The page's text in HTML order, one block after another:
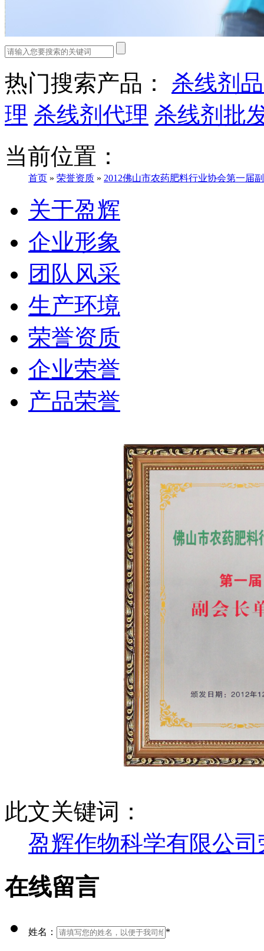
热门搜索产品： 杀线剂
理 杀线剂代理 杀线剂批
当前位置：
首页 » 荣誉资质 » 2012佛山市农药肥料行业协会第一届
关于盈辉
企业形象
团队风采
生产环境
荣誉资质
企业荣誉
产品荣誉
此文关键词：
盈辉作物科学有限公
在线留言
姓名： *